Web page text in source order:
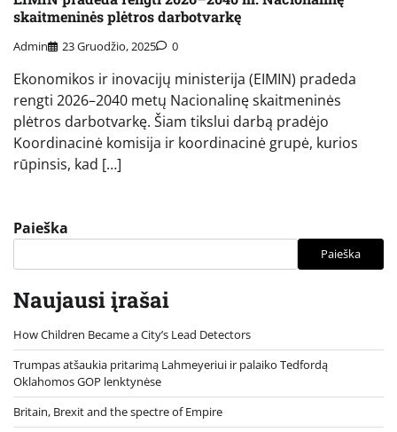
skaitmeninės plėtros darbotvarkę
Admin 23 Gruodžio, 2025 0
Ekonomikos ir inovacijų ministerija (EIMIN) pradeda
rengti 2026–2040 metų Nacionalinę skaitmeninės
plėtros darbotvarkę. Šiam tikslui darbą pradėjo
Koordinacinė komisija ir koordinacinė grupė, kurios
rūpinsis, kad […]
Paieška
Paieška
Naujausi įrašai
How Children Became a City’s Lead Detectors
Trumpas atšaukia pritarimą Lahmeyeriui ir palaiko Tedfordą
Oklahomos GOP lenktynėse
Britain, Brexit and the spectre of Empire